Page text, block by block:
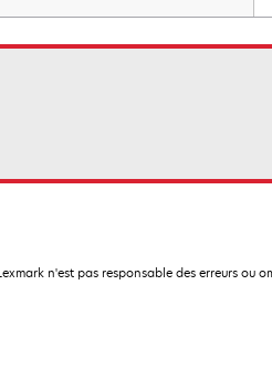
n'est pas responsable des erreurs ou